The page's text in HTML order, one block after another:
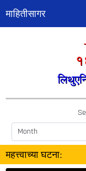
माहितीसागर
महत्त्वाच्या घटना: